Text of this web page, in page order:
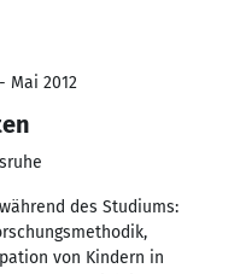
Mai 2012
des Studiums:
von Kindern in